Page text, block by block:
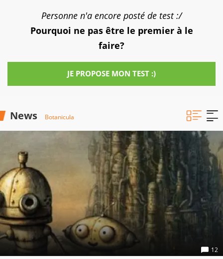
Personne n'a encore posté de test :/
Pourquoi ne pas être le premier à le
faire?
JE PROPOSE MON TEST :)
News Botanicula
12